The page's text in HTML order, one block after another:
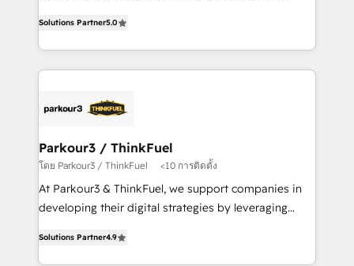
of experience and quality of skilled staff has earned
them a trusted reputation within the HubSpot
Program, HubSpot.
Integrations, Custom AI agents and AI-ready Website
Design With over 15 years of experience, we help
companies bridge the gap between marketing, sales,
data hygiene, and tailored HubSpot solutions. Our
a global consultancy with the care and agility of a
boutique firm. At Triario, we’re big enough to deliver
but small enough to listen. Our Services: HubSpot
implementations & data migration Custom AI agents
Website design Let’s turn your CRM into your growth
engine!
Solutions Partner5.0
Parkour3 / ThinkFuel
โดย Parkour3 / ThinkFuel <10 การติดตั้ง
At Parkour3 & ThinkFuel, we support companies in
developing their digital strategies by leveraging
sales processes to generate growth. Our offer spans
Solutions Partner4.9